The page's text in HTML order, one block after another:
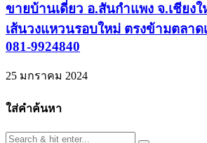
ขายบ้านเดี่ยว อ.สันกำแพง จ.เชียงใ
เส้นวงแหวนรอบใหม่ ตรงข้ามตลาด
081-9924840
25 มกราคม 2024
ใส่คำค้นหา